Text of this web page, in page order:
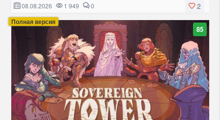
2
08.08.2026 1 949 0
Полная версия
85